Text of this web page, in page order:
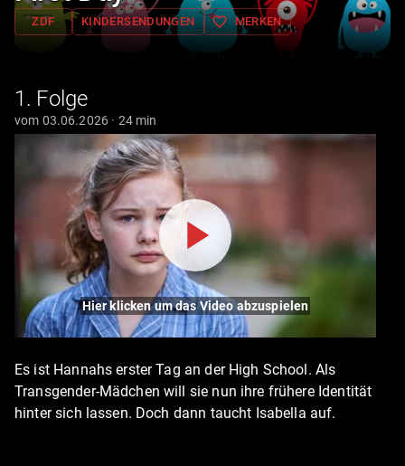
ZDF KINDERSENDUNGEN favorite_border MERKEN
1. Folge
vom 03.06.2026 · 24 min
Hier klicken um das Video abzuspielen
Es ist Hannahs erster Tag an der High School. Als
Transgender-Mädchen will sie nun ihre frühere Identität
hinter sich lassen. Doch dann taucht Isabella auf.